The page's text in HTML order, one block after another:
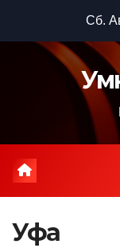
содержимому
Сб.
Уфа